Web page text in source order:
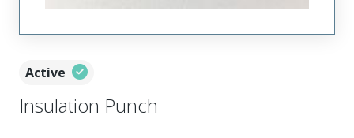
Active
Insulation Punch